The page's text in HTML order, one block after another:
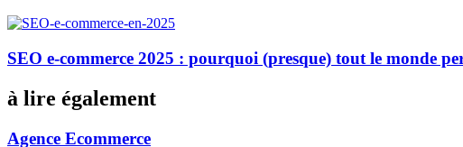
SEO e-commerce 2025 : pourquoi (presque) tout le monde
à lire également
Agence Ecommerce